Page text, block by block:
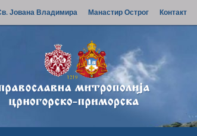
Јована Владимира Манастир Острог Контакт